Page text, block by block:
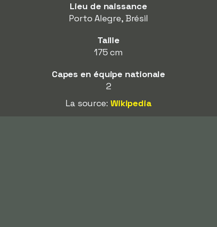
Lieu de naissance
Porto Alegre, Brésil
Taille
175 cm
Capes en équipe nationale
2
La source: Wikipedia